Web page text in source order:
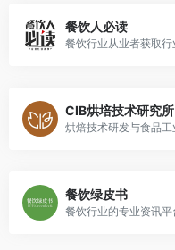
餐饮人必读
CIB烘培技术研究所
餐饮绿皮书